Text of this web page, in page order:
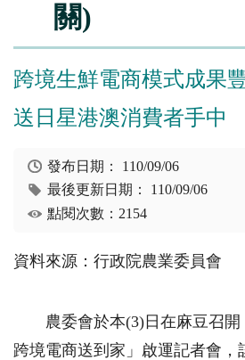
關)
跨境生鮮電商模式成果
送日星港澳消費者手中
發布日期： 110/09/06
最後更新日期： 110/09/06
點閱次數：2154
資料來源：行政院農業委員會
農委會於本(3)日在麻豆召開
跨境電商送到家」啟運記者會，